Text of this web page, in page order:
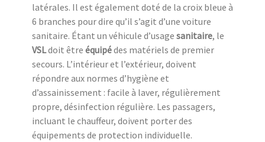
latérales. Il est également doté de la croix bleue à
6 branches pour dire qu’il s’agit d’une voiture
sanitaire. Étant un véhicule d’usage sanitaire, le
VSLdoit être équipédes matériels de premier
secours. L’intérieur et l’extérieur, doivent
répondre aux normes d’hygiène et
d’assainissement : facile à laver, régulièrement
propre, désinfection régulière. Les passagers,
incluant le chauffeur, doivent porter des
équipements de protection individuelle.